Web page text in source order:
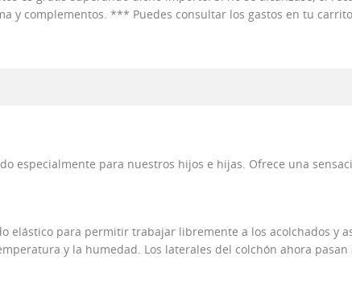
y complementos. *** Puedes consultar los gastos en tu
especialmente para nuestros hijos e hijas. Ofrece una
elástico para permitir trabajar libremente a los acolchados y
y la humedad. Los laterales del colchón ahora